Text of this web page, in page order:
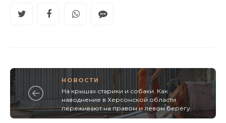
НОВОСТИ
На крышах старики и собаки. Как
наводнение в Херсонской области
переживают на правом и левом берегу